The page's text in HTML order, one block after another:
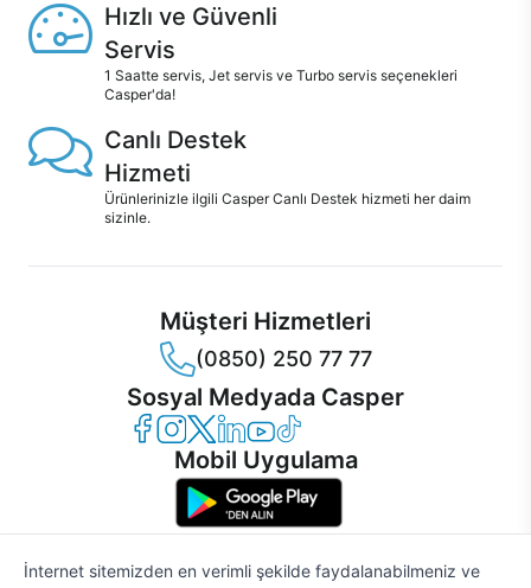
Hızlı ve Güvenli
Servis
1 Saatte servis, Jet servis ve Turbo servis seçenekleri
Casper'da!
Canlı Destek
Hizmeti
Ürünlerinizle ilgili Casper Canlı Destek hizmeti her daim
sizinle.
Müşteri Hizmetleri
(0850) 250 77 77
Sosyal Medyada Casper
Casper Facebook
Casper Instagram
Casper Twitter
Casper LinkedIn
Casper YouTube
Casper TikTok
Mobil Uygulama
İnternet sitemizden en verimli şekilde faydalanabilmeniz ve